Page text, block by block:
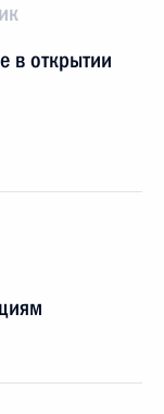
в открытии